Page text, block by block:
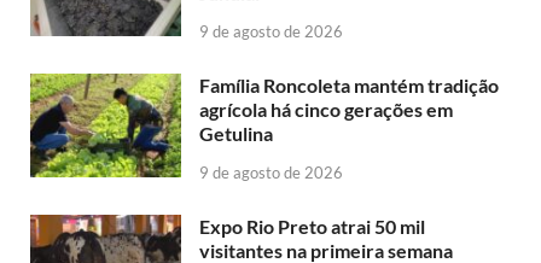
9 de agosto de 2026
Família Roncoleta mantém tradição
agrícola há cinco gerações em
Getulina
9 de agosto de 2026
Expo Rio Preto atrai 50 mil
visitantes na primeira semana